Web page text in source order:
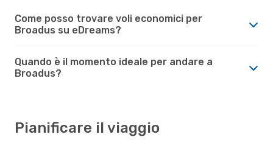
Come posso trovare voli economici per
Broadus su eDreams?
Quando è il momento ideale per andare a
Broadus?
Pianificare il viaggio